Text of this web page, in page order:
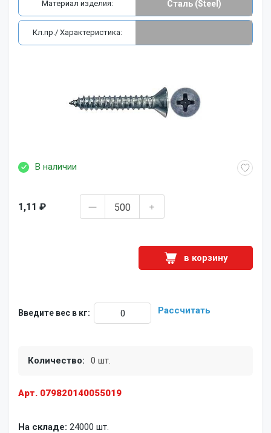
Арт. 079820140055019
В наличии
На складе: 24000 шт.
1,11 ₽
в корзину
Введите вес в кг: Рассчитать
Количество: 0 шт.
Материал изделия: Сталь (Steel)
Кл.пр./ Характеристика: